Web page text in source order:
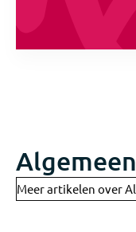
Algemeen
Meer artikelen over